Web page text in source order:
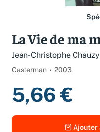
La Vie de ma
Jean-Christophe Chauzy
Casterman 2003
5,66 €
Ajouter